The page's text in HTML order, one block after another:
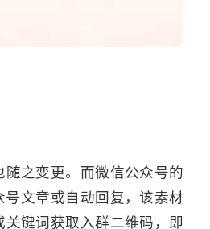
之变更。而微信公众号的
文章或自动回复，该素材
键词获取入群二维码，即